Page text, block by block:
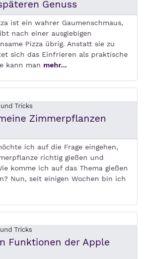
Genuss
ist ein wahrer Gaumenschmaus,
nach einer ausgiebigen
Pizza übrig. Anstatt sie zu
sich das Einfrieren als praktische
kann man mehr...
Tricks
Zimmerpflanzen
ich auf die Frage eingehen,
richtig gießen und
komme ich auf das Thema gießen
Nun, seit einigen Wochen bin ich
Tricks
Funktionen der Apple